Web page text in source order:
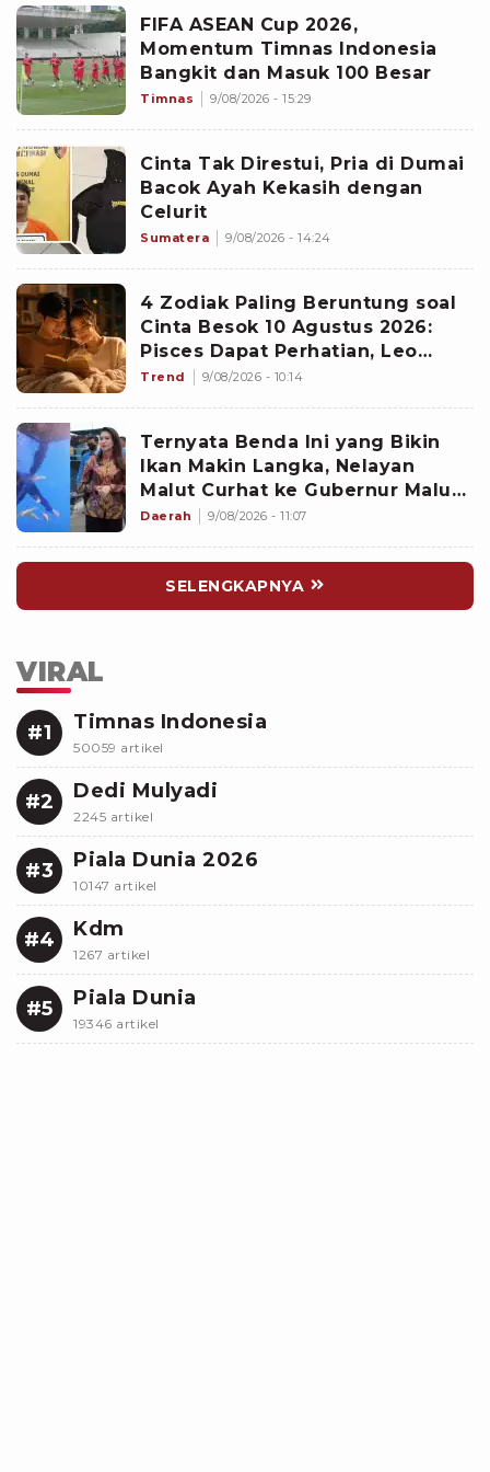
FIFA ASEAN Cup 2026,
Momentum Timnas Indonesia
Bangkit dan Masuk 100 Besar
Timnas 9/08/2026 - 15:29
Cinta Tak Direstui, Pria di Dumai
Bacok Ayah Kekasih dengan
Celurit
Sumatera 9/08/2026 - 14:24
4 Zodiak Paling Beruntung soal
Cinta Besok 10 Agustus 2026:
Pisces Dapat Perhatian, Leo
Makin Dekat dengan Si Dia
Trend 9/08/2026 - 10:14
Ternyata Benda Ini yang Bikin
Ikan Makin Langka, Nelayan
Malut Curhat ke Gubernur Malut
Sherly Tjoanda soal Rumpon
Daerah 9/08/2026 - 11:07
SELENGKAPNYA
VIRAL
#1 Timnas Indonesia
50059 artikel
#2 Dedi Mulyadi
2245 artikel
#3 Piala Dunia 2026
10147 artikel
#4 Kdm
1267 artikel
#5 Piala Dunia
19346 artikel